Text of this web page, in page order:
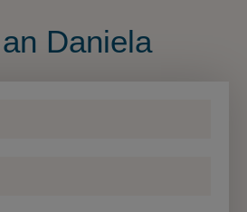
Daniela